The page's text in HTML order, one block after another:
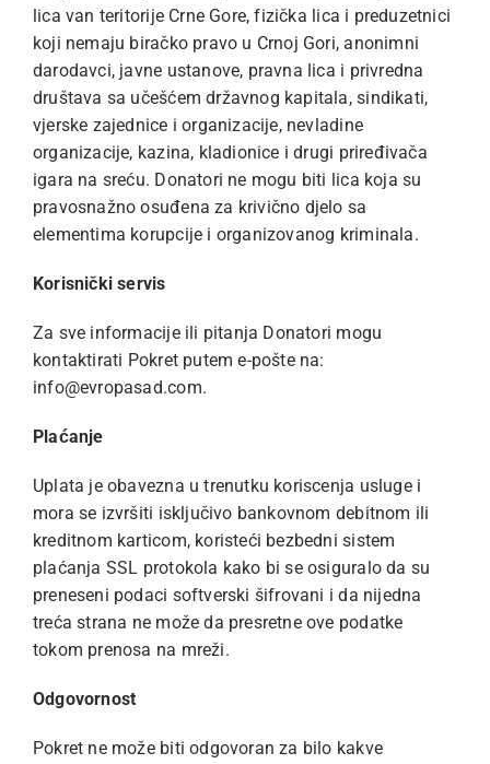
lica van teritorije Crne Gore, fizička lica i preduzetnici
koji nemaju biračko pravo u Crnoj Gori, anonimni
darodavci, javne ustanove, pravna lica i privredna
društava sa učešćem državnog kapitala, sindikati,
vjerske zajednice i organizacije, nevladine
organizacije, kazina, kladionice i drugi priređivača
igara na sreću. Donatori ne mogu biti lica koja su
pravosnažno osuđena za krivično djelo sa
elementima korupcije i organizovanog kriminala.
Korisnički servis
Za sve informacije ili pitanja Donatori mogu
kontaktirati Pokret putem e-pošte na:
info@evropasad.com.
Plaćanje
Uplata je obavezna u trenutku koriscenja usluge i
mora se izvršiti isključivo bankovnom debitnom ili
kreditnom karticom, koristeći bezbedni sistem
plaćanja SSL protokola kako bi se osiguralo da su
preneseni podaci softverski šifrovani i da nijedna
treća strana ne može da presretne ove podatke
tokom prenosa na mreži.
Odgovornost
Pokret ne može biti odgovoran za bilo kakve